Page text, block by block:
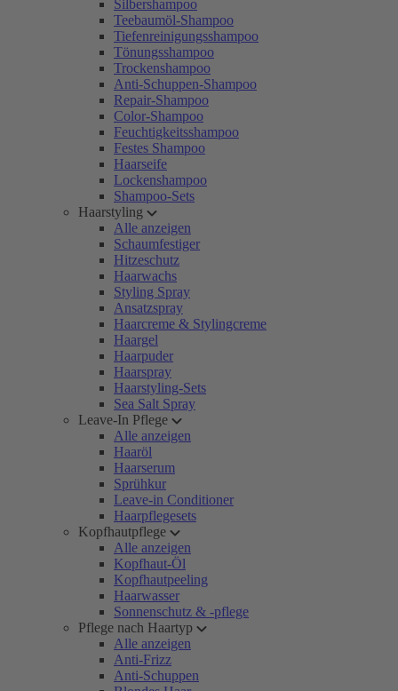
Silbershampoo
Teebaumöl-Shampoo
Tiefenreinigungsshampoo
Tönungsshampoo
Trockenshampoo
Anti-Schuppen-Shampoo
Repair-Shampoo
Color-Shampoo
Feuchtigkeitsshampoo
Festes Shampoo
Haarseife
Lockenshampoo
Shampoo-Sets
Haarstyling
Alle anzeigen
Schaumfestiger
Hitzeschutz
Haarwachs
Styling Spray
Ansatzspray
Haarcreme & Stylingcreme
Haargel
Haarpuder
Haarspray
Haarstyling-Sets
Sea Salt Spray
Leave-In Pflege
Alle anzeigen
Haaröl
Haarserum
Sprühkur
Leave-in Conditioner
Haarpflegesets
Kopfhautpflege
Alle anzeigen
Kopfhaut-Öl
Kopfhautpeeling
Haarwasser
Sonnenschutz & -pflege
Pflege nach Haartyp
Alle anzeigen
Anti-Frizz
Anti-Schuppen